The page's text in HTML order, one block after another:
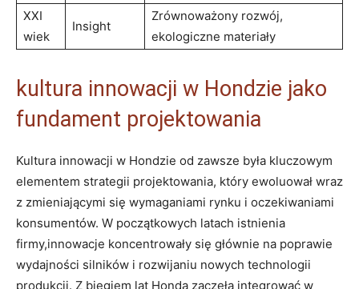
XXI
wiek
Insight
Zrównoważony rozwój,
ekologiczne materiały
kultura ‍innowacji⁣ w Hondzie jako
fundament projektowania
Kultura ​innowacji w Hondzie od zawsze była kluczowym
elementem strategii projektowania, który ewoluował wraz
z zmieniającymi ‌się wymaganiami ​rynku i oczekiwaniami⁣
konsumentów. W początkowych latach istnienia
firmy,innowacje koncentrowały się ‌głównie na poprawie
wydajności​ silników i rozwijaniu nowych technologii
produkcji. Z biegiem lat Honda zaczęła⁤ integrować‌ w